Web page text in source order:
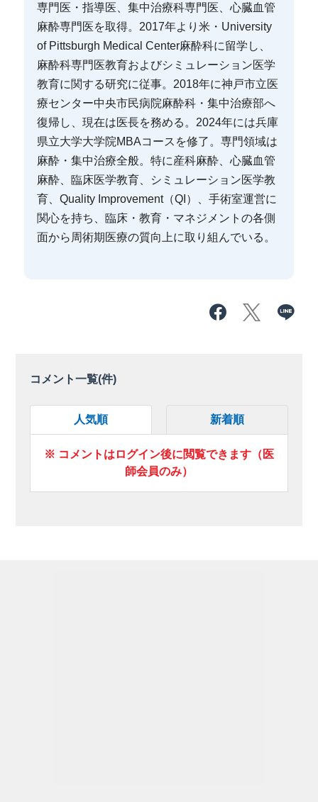
専門医・指導医、集中治療科専門医、心臓血管
麻酔専門医を取得。2017年より米・University
of Pittsburgh Medical Center麻酔科に留学し、
麻酔科専門医教育およびシミュレーション医学
教育に関する研究に従事。2018年に神戸市立医
療センター中央市民病院麻酔科・集中治療部へ
復帰し、現在は医長を務める。2024年には兵庫
県立大学大学院MBAコースを修了。専門領域は
麻酔・集中治療全般。特に産科麻酔、心臓血管
麻酔、臨床医学教育、シミュレーション医学教
育、Quality Improvement（QI）、手術室運営に
関心を持ち、臨床・教育・マネジメントの各側
面から周術期医療の質向上に取り組んでいる。
コメント一覧(件)
人気順 新着順
※ コメントはログイン後に閲覧できます（医
師会員のみ）